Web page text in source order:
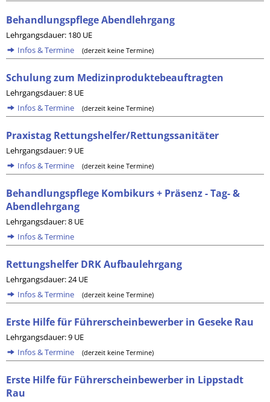
Behandlungspflege Abendlehrgang
Lehrgangsdauer: 180 UE
Infos & Termine
(derzeit keine Termine)
Schulung zum Medizinproduktebeauftragten
Lehrgangsdauer: 8 UE
Infos & Termine
(derzeit keine Termine)
Praxistag Rettungshelfer/Rettungssanitäter
Lehrgangsdauer: 9 UE
Infos & Termine
(derzeit keine Termine)
Behandlungspflege Kombikurs + Präsenz - Tag- &
Abendlehrgang
Lehrgangsdauer: 8 UE
Infos & Termine
Rettungshelfer DRK Aufbaulehrgang
Lehrgangsdauer: 24 UE
Infos & Termine
(derzeit keine Termine)
Erste Hilfe für Führerscheinbewerber in Geseke Rau
Lehrgangsdauer: 9 UE
Infos & Termine
(derzeit keine Termine)
Erste Hilfe für Führerscheinbewerber in Lippstadt
Rau